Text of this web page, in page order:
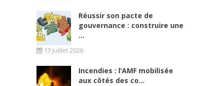
Réussir son pacte de
gouvernance : construire une
...
13 juillet 2026
Incendies : l’AMF mobilisée
aux côtés des co...